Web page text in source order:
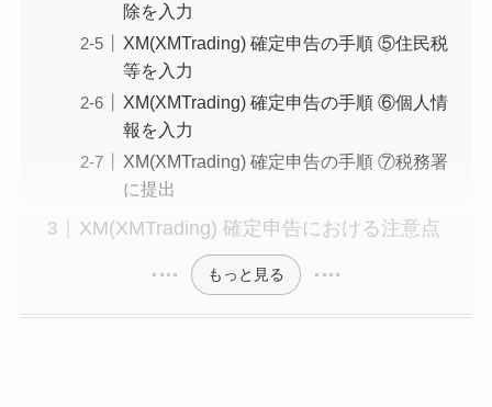
除を入力
XM(XMTrading) 確定申告の手順 ⑤住民税
等を入力
XM(XMTrading) 確定申告の手順 ⑥個人情
報を入力
XM(XMTrading) 確定申告の手順 ⑦税務署
に提出
XM(XMTrading) 確定申告における注意点
もっと見る